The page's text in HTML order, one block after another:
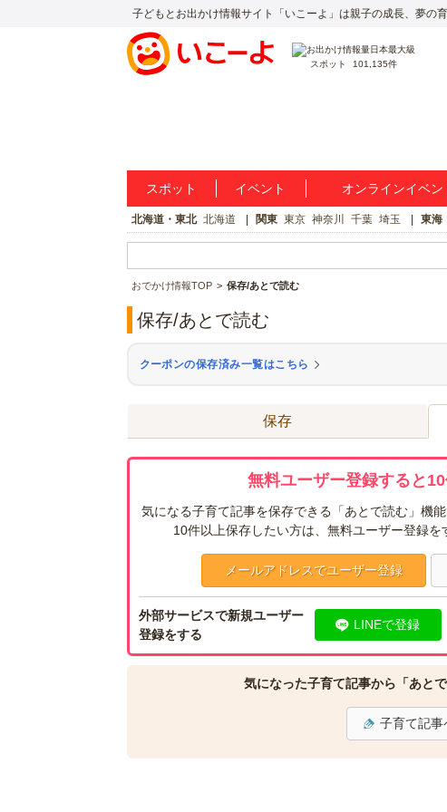
子どもとお出かけ情報サイト「いこーよ」は親子の成長、夢の
スポット 101,135件
スポット イベント オンラインイベン
北海道・東北 北海道 関東 東京 神奈川 千葉 埼玉 東海
おでかけ情報TOP 保存/あとで読む
保存/あとで読む
クーポンの保存済み一覧はこちら
保存
無料ユーザー登録すると
気になる子育て記事を保存できる「あとで読む」機
10件以上保存したい方は、無料ユーザー登録を
メールアドレスでユーザー登録
外部サービスで新規ユーザー
登録をする
LINEで登録
気になった子育て記事から「あと
子育て記事